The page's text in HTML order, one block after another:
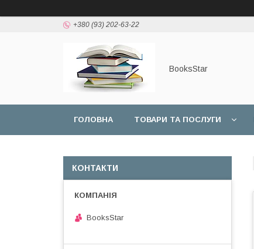
+380 (93) 202-63-22
BooksStar
ГОЛОВНА ТОВАРИ ТА ПОСЛУГИ
КОНТАКТИ
BooksStar